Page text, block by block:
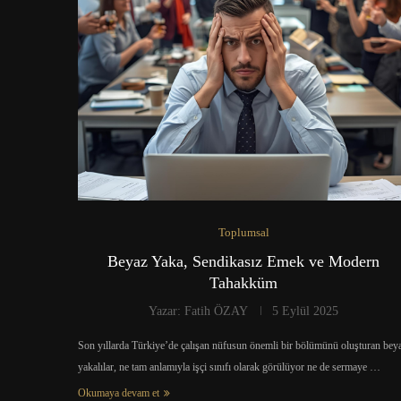
Toplumsal
Beyaz Yaka, Sendikasız Emek ve Modern
Tahakküm
Yazar: Fatih ÖZAY 5 Eylül 2025
Son yıllarda Türkiye’de çalışan nüfusun önemli bir bölümünü oluşturan
yakalılar, ne tam anlamıyla işçi sınıfı olarak görülüyor ne de sermaye …
Okumaya devam et